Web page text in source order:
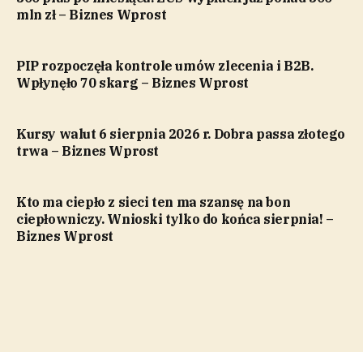
mln zł – Biznes Wprost
PIP rozpoczęła kontrole umów zlecenia i B2B.
Wpłynęło 70 skarg – Biznes Wprost
Kursy walut 6 sierpnia 2026 r. Dobra passa złotego
trwa – Biznes Wprost
Kto ma ciepło z sieci ten ma szansę na bon
ciepłowniczy. Wnioski tylko do końca sierpnia! –
Biznes Wprost